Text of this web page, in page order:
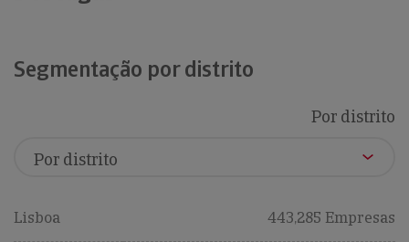
Segmentação por distrito
Por distrito
Lisboa 443,285 Empresas